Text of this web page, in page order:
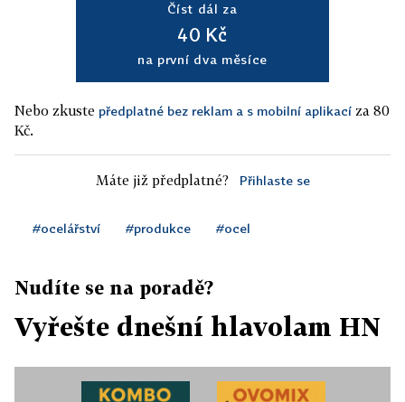
Číst dál za
40 Kč
na první dva měsíce
Nebo zkuste předplatné bez reklam a s mobilní aplikací za 80
Kč.
Máte již předplatné? Přihlaste se
#ocelářství #produkce #ocel
Nudíte se na poradě?
Vyřešte dnešní hlavolam HN